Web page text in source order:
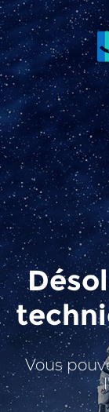
Vous